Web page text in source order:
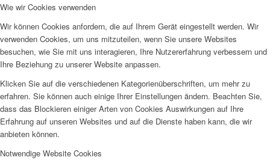
Wie wir Cookies verwenden
Wir können Cookies anfordern, die auf Ihrem Gerät eingestellt werden. Wir
verwenden Cookies, um uns mitzuteilen, wenn Sie unsere Websites
besuchen, wie Sie mit uns interagieren, Ihre Nutzererfahrung verbessern und
Ihre Beziehung zu unserer Website anpassen.
Klicken Sie auf die verschiedenen Kategorienüberschriften, um mehr zu
erfahren. Sie können auch einige Ihrer Einstellungen ändern. Beachten Sie,
dass das Blockieren einiger Arten von Cookies Auswirkungen auf Ihre
Erfahrung auf unseren Websites und auf die Dienste haben kann, die wir
anbieten können.
Notwendige Website Cookies